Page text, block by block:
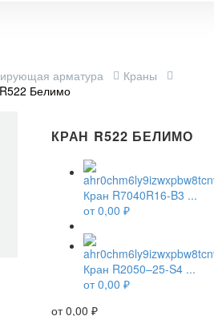
арматура
Краны
Белимо
КРАН R522 БЕЛИМО
Кран R7040R16-B3 ...
от0,00 ₽
Кран R2050–25-S4 ...
от0,00 ₽
от0,00 ₽